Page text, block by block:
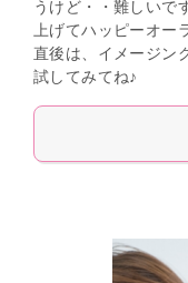
うけど・・難しいで
上げてハッピーオー
直後は、イメージン
試してみてね♪